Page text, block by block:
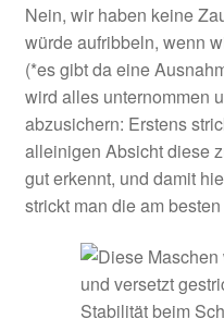
Nein, wir haben keine
würde aufribbeln, wenn
(*es gibt da eine
wird alles unternommen
abzusichern: Erstens
alleinigen Absicht diese
gut erkennt, und damit
strickt man die am